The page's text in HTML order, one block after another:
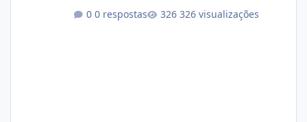
atualmente em circulação e comercialização
0 respostas 326 visualizações